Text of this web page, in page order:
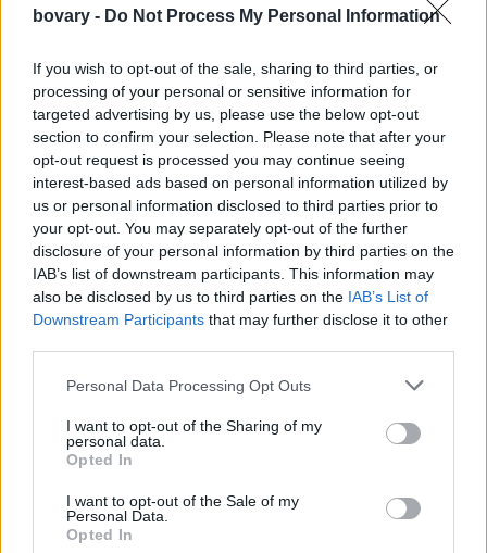
bovary - Do Not Process My Personal Information
If you wish to opt-out of the sale, sharing to third parties, or
processing of your personal or sensitive information for
targeted advertising by us, please use the below opt-out
section to confirm your selection. Please note that after your
opt-out request is processed you may continue seeing
interest-based ads based on personal information utilized by
us or personal information disclosed to third parties prior to
your opt-out. You may separately opt-out of the further
disclosure of your personal information by third parties on the
IAB’s list of downstream participants. This information may
also be disclosed by us to third parties on the IAB’s List of
Downstream Participants that may further disclose it to other
Personal Data Processing Opt Outs
I want to opt-out of the Sharing of my
personal data.
Opted In
I want to opt-out of the Sale of my
Personal Data.
Opted In
PEOPLE AND STYLE
Η Εύα Χερτζίκοβα φωτογραφίζεται με κορμάκι
και τα ατελείωτα πόδια της κόβουν την ανάσα
-«Θεά» ετών 47
19 OCT 2020
PEOPLE AND STYLE
statement πανωφόρι και μαύρο στηθόδεσμο
συνδυάζοντας αισθησιασμό και δυναμισμό